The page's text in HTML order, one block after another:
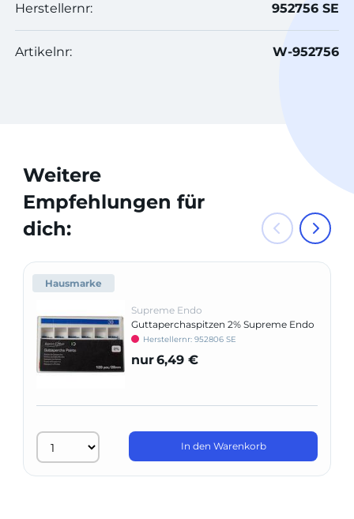
Herstellernr: 952756 SE
Artikelnr: W-952756
Weitere
Empfehlungen für
dich:
Hausmarke
Supreme Endo
Guttaperchaspitzen 2% Supreme Endo
SetHerstellernr: 952806 SE
nur6,49 €
In den Warenkorb